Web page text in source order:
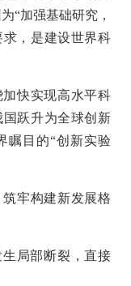
“加强基础研究，
，是建设世界科
快实现高水平科
跃升为全球创新
瞩目的“创新实验
牢构建新发展格
局部断裂，直接